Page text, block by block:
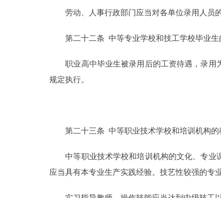
劳动、人事行政部门应当对各单位录用人员
第二十二条 中等专业学校和技工学校毕业生
职业高中毕业生被录用后的工资待遇，录用
规定执行。
第二十三条 中等职业技术学校和培训机构的
中等职业技术学校和培训机构的文化、专业
应当具有本专业生产实践经验。技艺性较强的专